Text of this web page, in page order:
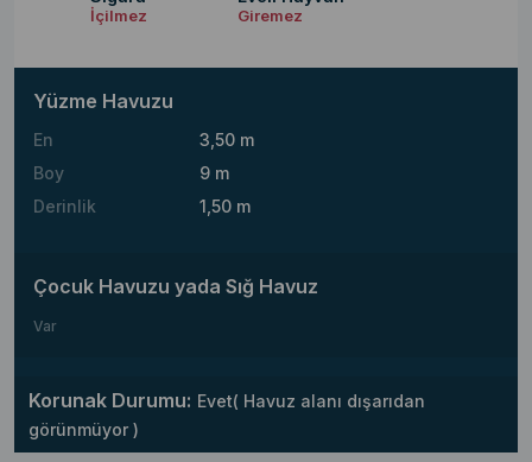
İçilmez Giremez
Yüzme Havuzu
En
3,50 m
Boy
9 m
Derinlik
1,50 m
Çocuk Havuzu yada Sığ Havuz
Var
Korunak Durumu: Evet( Havuz alanı dışarıdan
görünmüyor )